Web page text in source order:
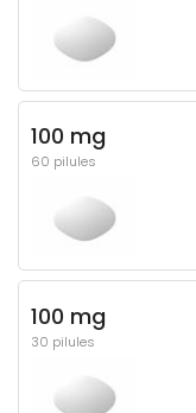
100 mg
60 pilules
100 mg
30 pilules